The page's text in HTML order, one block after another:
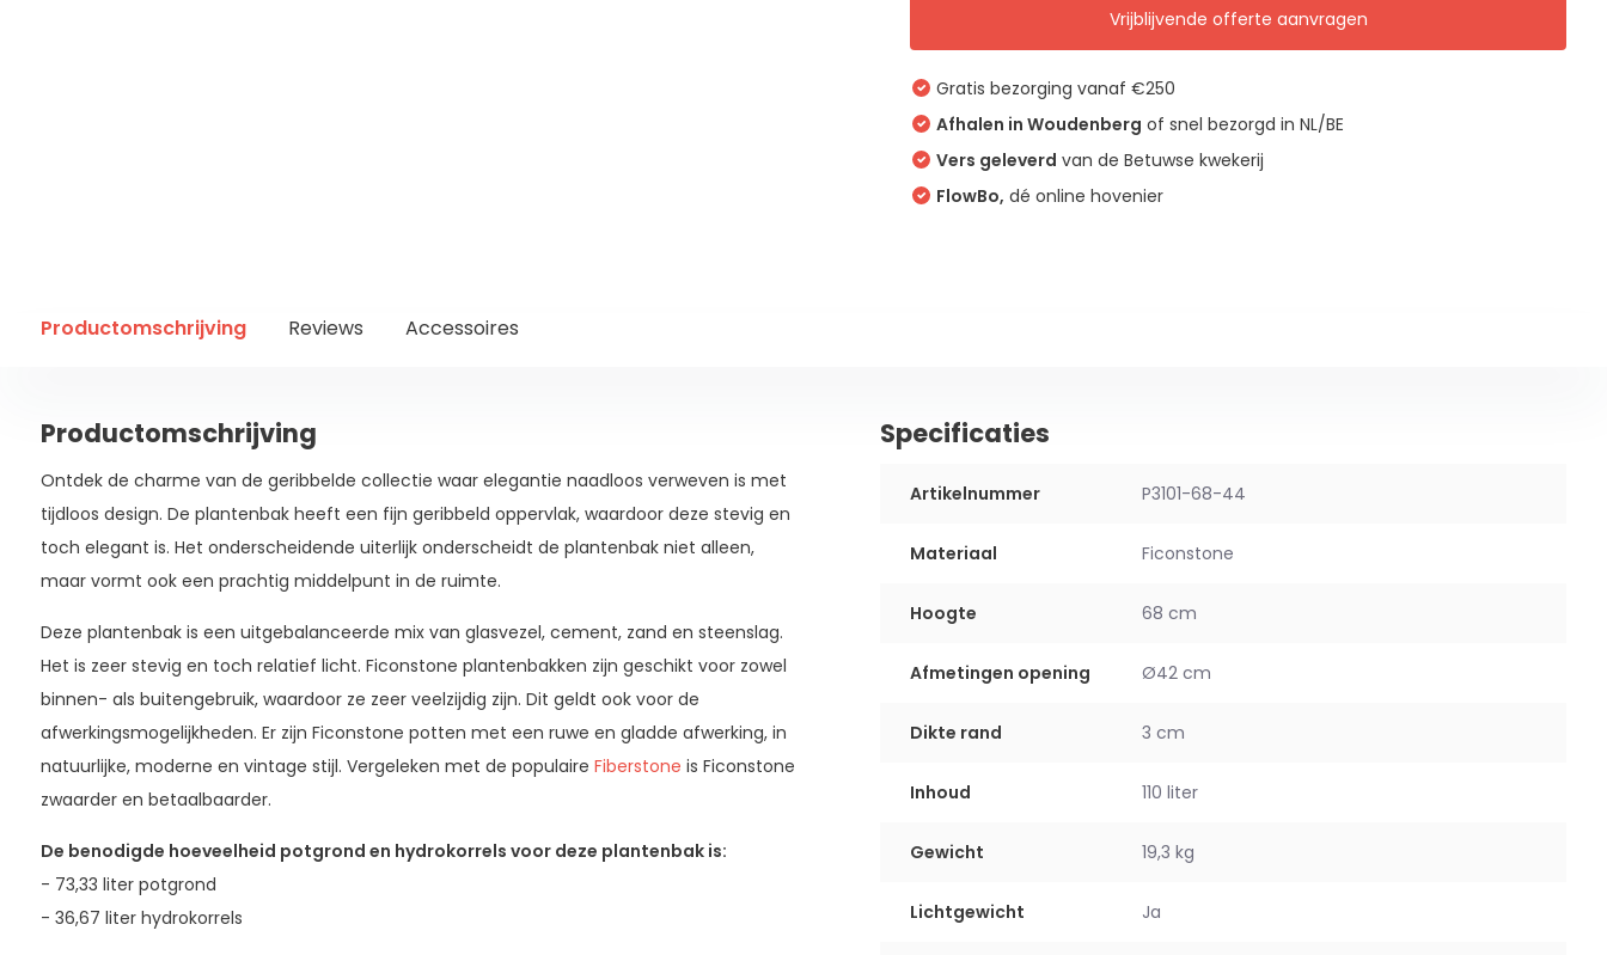
Vrijblijvende offerte aanvragen
Gratis bezorging vanaf €250
Afhalen in Woudenberg of snel bezorgd in NL/BE
Vers geleverd van de Betuwse kwekerij
FlowBo, dé online hovenier
Productomschrijving Reviews Accessoires
Productomschrijving
Ontdek de charme van de geribbelde collectie waar elegantie naadloos verweven is met
tijdloos design. De plantenbak heeft een fijn geribbeld oppervlak, waardoor deze stevig en
toch elegant is. Het onderscheidende uiterlijk onderscheidt de plantenbak niet alleen,
maar vormt ook een prachtig middelpunt in de ruimte.
Deze plantenbak is een uitgebalanceerde mix van glasvezel, cement, zand en steenslag.
Het is zeer stevig en toch relatief licht. Ficonstone plantenbakken zijn geschikt voor zowel
binnen- als buitengebruik, waardoor ze zeer veelzijdig zijn. Dit geldt ook voor de
afwerkingsmogelijkheden. Er zijn Ficonstone potten met een ruwe en gladde afwerking, in
natuurlijke, moderne en vintage stijl. Vergeleken met de populaire Fiberstone is Ficonstone
zwaarder en betaalbaarder.
De benodigde hoeveelheid potgrond en hydrokorrels voor deze plantenbak is:
- 73,33 liter potgrond
- 36,67 liter hydrokorrels
Specificaties
Artikelnummer P3101-68-44
Materiaal Ficonstone
Hoogte 68 cm
Afmetingen opening Ø42 cm
Dikte rand 3 cm
Inhoud 110 liter
Gewicht 19,3 kg
Lichtgewicht Ja